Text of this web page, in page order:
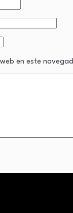
en este